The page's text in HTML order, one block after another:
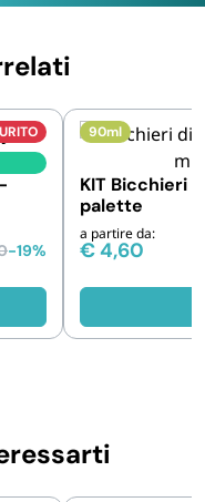
-19%
90ml
KIT Bicchieri
palette
a partire da:
€4,60